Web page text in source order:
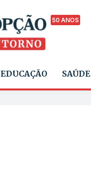
50 ANOS
EDUCAÇÃO SAÚDE